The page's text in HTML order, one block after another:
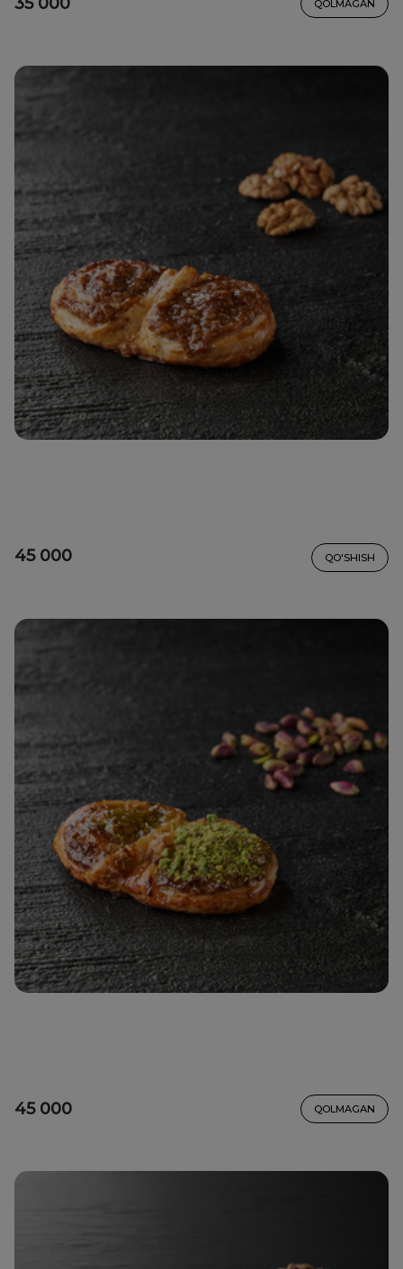
QOLMAGAN
45 000 QO'SHISH
45 000 QOLMAGAN